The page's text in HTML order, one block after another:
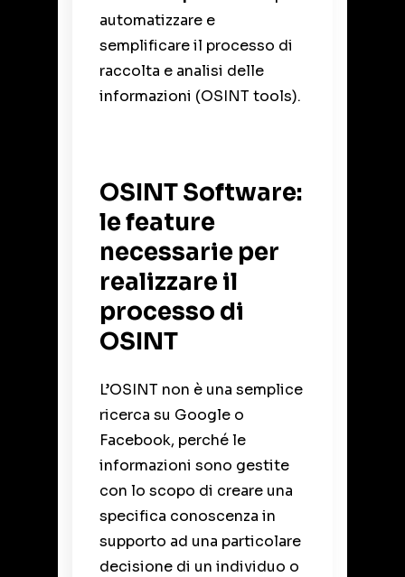
automatizzare e
semplificare il processo di
raccolta e analisi delle
informazioni (OSINT tools).
OSINT Software:
le feature
necessarie per
realizzare il
processo di
OSINT
L’OSINT non è una semplice
ricerca su Google o
Facebook, perché le
informazioni sono gestite
con lo scopo di creare una
specifica conoscenza in
supporto ad una particolare
decisione di un individuo o